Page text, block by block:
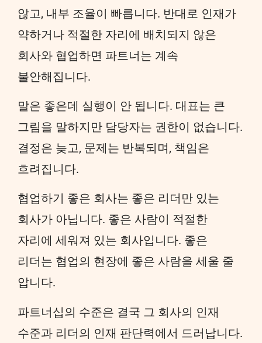
않고, 내부 조율이 빠릅니다. 반대로 인재가
약하거나 적절한 자리에 배치되지 않은
회사와 협업하면 파트너는 계속
불안해집니다.
말은 좋은데 실행이 안 됩니다. 대표는 큰
그림을 말하지만 담당자는 권한이 없습니다.
결정은 늦고, 문제는 반복되며, 책임은
흐려집니다.
협업하기 좋은 회사는 좋은 리더만 있는
회사가 아닙니다. 좋은 사람이 적절한
자리에 세워져 있는 회사입니다. 좋은
리더는 협업의 현장에 좋은 사람을 세울 줄
압니다.
파트너십의 수준은 결국 그 회사의 인재
수준과 리더의 인재 판단력에서 드러납니다.